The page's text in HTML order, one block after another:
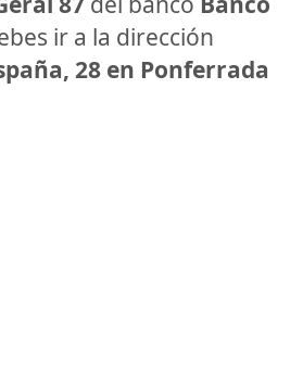
ir a la dirección
28 en Ponferrada